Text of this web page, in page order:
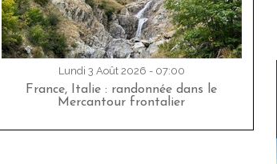
Lundi 3 Août 2026 - 07:00
France, Italie : randonnée dans le
Mercantour frontalier